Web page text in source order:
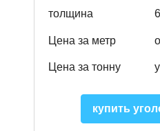
толщина
Цена за метр
Цена за тонну
купить